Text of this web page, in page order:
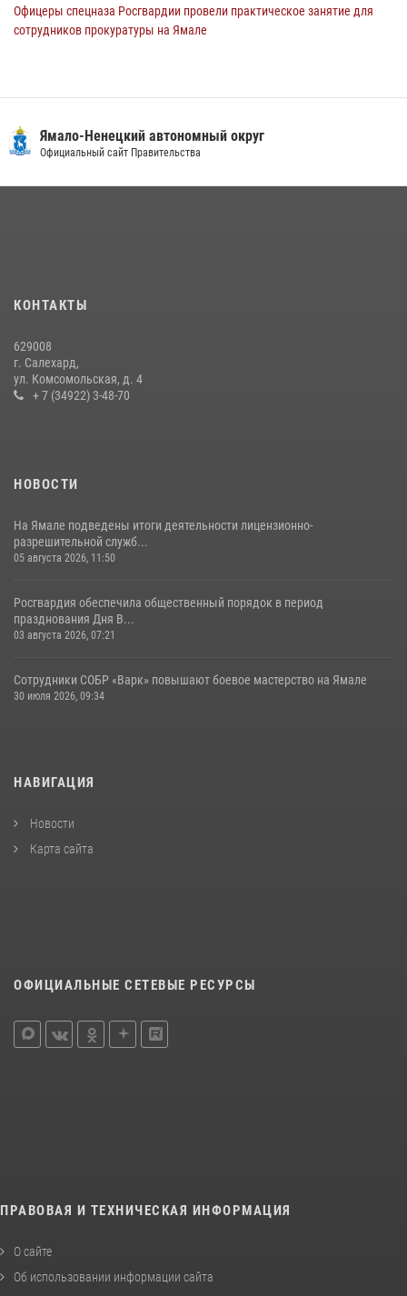
Офицеры спецназа Росгвардии провели практическое занятие для
сотрудников прокуратуры на Ямале
Сотрудники СОБР «Варк» повышают боевое мастерство на Ямале
14 июля 2026, 06:53
Ямало-Ненецкий автономный округ
Официальный сайт Правительства
КОНТАКТЫ
629008
г. Салехард,
ул. Комсомольская, д. 4
+ 7 (34922) 3-48-70
НОВОСТИ
На Ямале подведены итоги деятельности лицензионно-
разрешительной служб...
05 августа 2026, 11:50
Росгвардия обеспечила общественный порядок в период
празднования Дня В...
03 августа 2026, 07:21
Сотрудники СОБР «Варк» повышают боевое мастерство на Ямале
30 июля 2026, 09:34
НАВИГАЦИЯ
Новости
Карта сайта
ОФИЦИАЛЬНЫЕ СЕТЕВЫЕ РЕСУРСЫ
ПРАВОВАЯ И ТЕХНИЧЕСКАЯ ИНФОРМАЦИЯ
О сайте
Об использовании информации сайта